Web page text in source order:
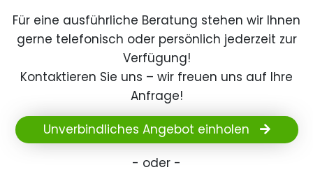
Für eine ausführliche Beratung stehen wir Ihnen
gerne telefonisch oder persönlich jederzeit zur
Verfügung!
Kontaktieren Sie uns – wir freuen uns auf Ihre
Anfrage!
Unverbindliches Angebot einholen
- oder -